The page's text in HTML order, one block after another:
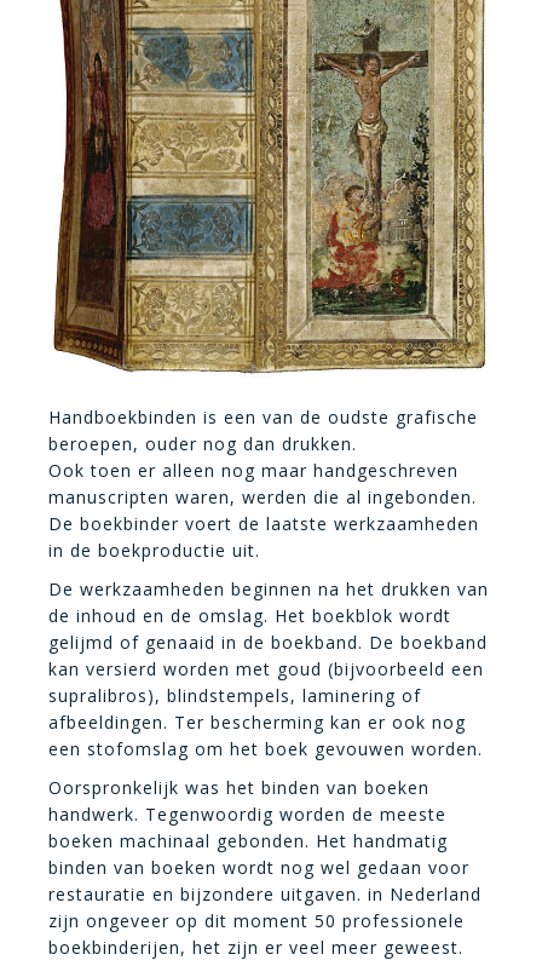
Handboekbinden is een van de oudste grafische
beroepen, ouder nog dan drukken.
Ook toen er alleen nog maar handgeschreven
manuscripten waren, werden die al ingebonden.
De boekbinder voert de laatste werkzaamheden
in de boekproductie uit.
De werkzaamheden beginnen na het drukken van
de inhoud en de omslag. Het boekblok wordt
gelijmd of genaaid in de boekband. De boekband
kan versierd worden met goud (bijvoorbeeld een
supralibros), blindstempels, laminering of
afbeeldingen. Ter bescherming kan er ook nog
een stofomslag om het boek gevouwen worden.
Oorspronkelijk was het binden van boeken
handwerk. Tegenwoordig worden de meeste
boeken machinaal gebonden. Het handmatig
binden van boeken wordt nog wel gedaan voor
restauratie en bijzondere uitgaven. in Nederland
zijn ongeveer op dit moment 50 professionele
boekbinderijen, het zijn er veel meer geweest.